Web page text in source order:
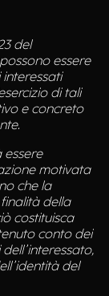
del
essere
di tali
e concreto
essere
motivata
che la
della
costituisca
conto dei
del